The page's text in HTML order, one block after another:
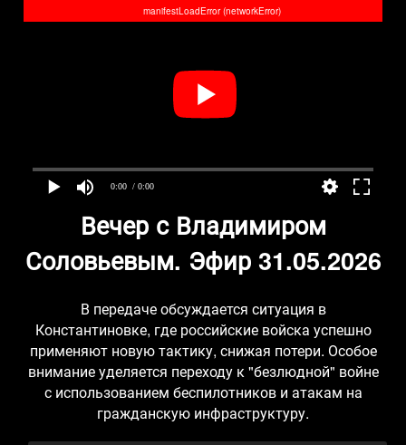
0:00 / 0:00
manifestLoadError (networkError)
Вечер с Владимиром
Соловьевым. Эфир 31.05.2026
В передаче обсуждается ситуация в
Константиновке, где российские войска успешно
применяют новую тактику, снижая потери. Особое
внимание уделяется переходу к "безлюдной" войне
с использованием беспилотников и атакам на
гражданскую инфраструктуру.